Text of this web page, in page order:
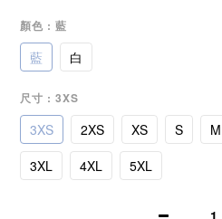
顏色 : 藍
藍 白
尺寸 : 3XS
3XS 2XS XS S M
3XL
4XL 5XL